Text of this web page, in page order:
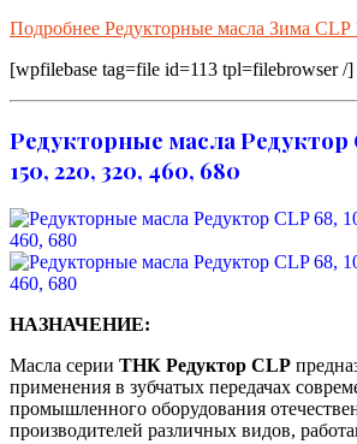
Подробнее Редукторные масла Зима CLP
[wpfilebase tag=file id=113 tpl=filebrowser /]
Редукторные масла Редуктор
150, 220, 320, 460, 680
НАЗНАЧЕНИЕ:
Масла серии ТНК Редуктор CLP
применения в зубчатых передачах
промышленного оборудования
производителей различных видов,